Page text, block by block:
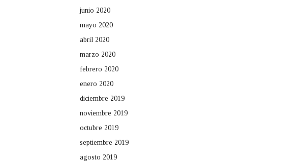
junio 2020
mayo 2020
abril 2020
marzo 2020
febrero 2020
enero 2020
diciembre 2019
noviembre 2019
octubre 2019
septiembre 2019
agosto 2019